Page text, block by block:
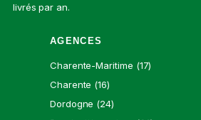
livrés par an.
AGENCES
Charente-Maritime (17)
Charente (16)
Dordogne (24)